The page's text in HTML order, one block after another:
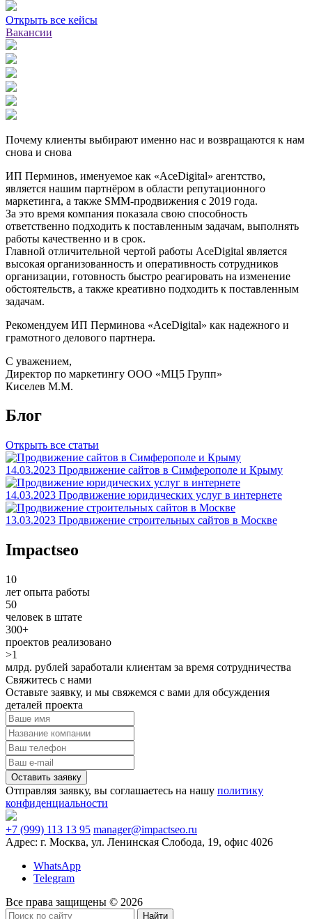
Открыть все кейсы
Вакансии
Почему клиенты выбирают именно нас и возвращаются к нам
снова и снова
ИП Перминов, именуемое как «АсеDigital» агентство,
является нашим партнёром в области репутационного
маркетинга, а также SММ-продвижения с 2019 года.
За это время компания показала свою способность
ответственно подходить к поставленным задачам, выполнять
работы качественно и в срок.
Главной отличительной чертой работы АсеDigital является
высокая организованность и оперативность сотрудников
организации, готовность быстро реагировать на изменение
обстоятельств, а также креативно подходить к поставленным
задачам.
Рекомендуем ИП Перминова «АсеDigital» как надежного и
грамотного делового партнера.
С уважением,
Директор по маркетингу ООО «МЦ5 Групп»
Киселев М.М.
Блог
Открыть все статьи
14.03.2023 Продвижение сайтов в Симферополе и Крыму
14.03.2023 Продвижение юридических услуг в интернете
13.03.2023 Продвижение строительных сайтов в Москве
Impactseo
10
лет опыта работы
50
человек в штате
300+
проектов реализовано
>1
млрд. рублей заработали клиентам за время сотрудничества
Свяжитесь с нами
Оставьте заявку, и мы свяжемся с вами для обсуждения
деталей проекта
Отправляя заявку, вы соглашаетесь на нашу политику
конфиденциальности
+7 (999) 113 13 95 manager@impactseo.ru
Адрес: г. Москва, ул. Ленинская Слобода, 19, офис 4026
WhatsApp
Telegram
Все права защищены © 2026